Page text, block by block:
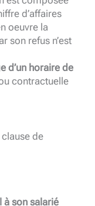
d’affaires
oeuvre la
son refus n’est
d’un horaire de
contractuelle
de
à son salarié